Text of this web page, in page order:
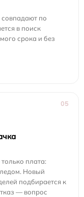
по
в поиск
срока и без
05
плата:
Новый
подбирается к
— вопрос